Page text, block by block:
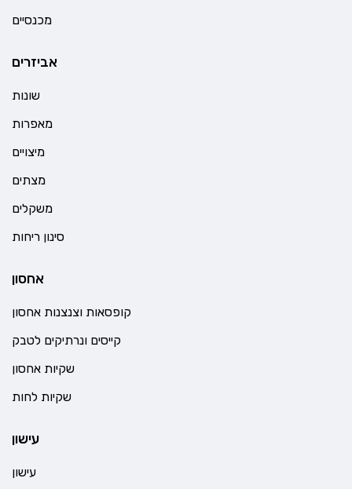
מכנסיים
אביזרים
שונות
מאפרות
מיצויים
מצתים
משקלים
סינון ריחות
אחסון
קופסאות וצנצנות אחסון
קייסים ונרתיקים לטבק
שקיות אחסון
שקיות לחות
עישון
עישון